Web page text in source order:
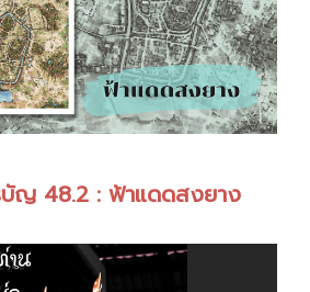
ญ 48.2 : ฟ้าแดดสงยาง